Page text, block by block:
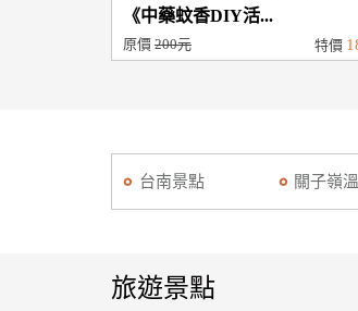
《中藥蚊香DIY活...
原價 200元 特價
台南景點 關子嶺
旅遊景點